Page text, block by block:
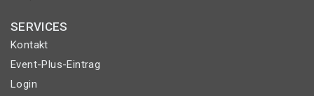
SERVICES
Kontakt
Event-Plus-Eintrag
Login